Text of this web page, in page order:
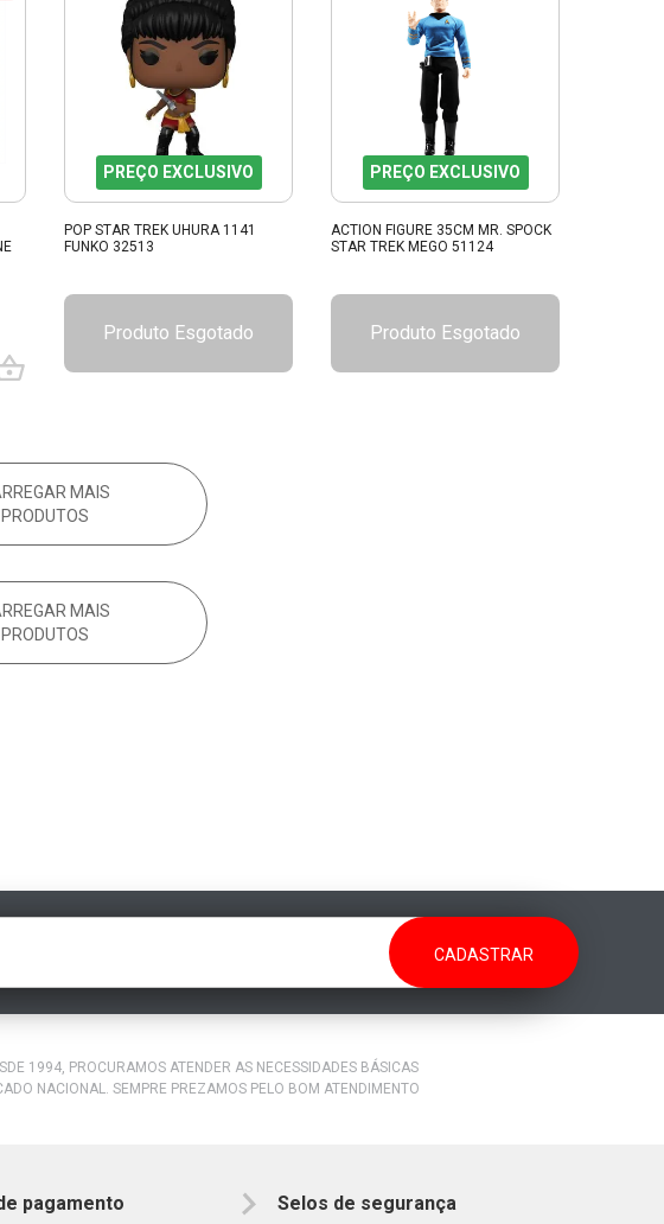
PREÇO EXCLUSIVO
POP STAR TREK UHURA 1141
FUNKO 32513
Produto Esgotado
PREÇO EXCLUSIVO
ACTION FIGURE 35CM MR. SPOCK
STAR TREK MEGO 51124
Produto Esgotado
MAIS
PRODUTOS
MAIS
PRODUTOS
1994, PROCURAMOS ATENDER AS NECESSIDADES BÁSICAS
NACIONAL. SEMPRE PREZAMOS PELO BOM ATENDIMENTO
pagamento Selos de segurança